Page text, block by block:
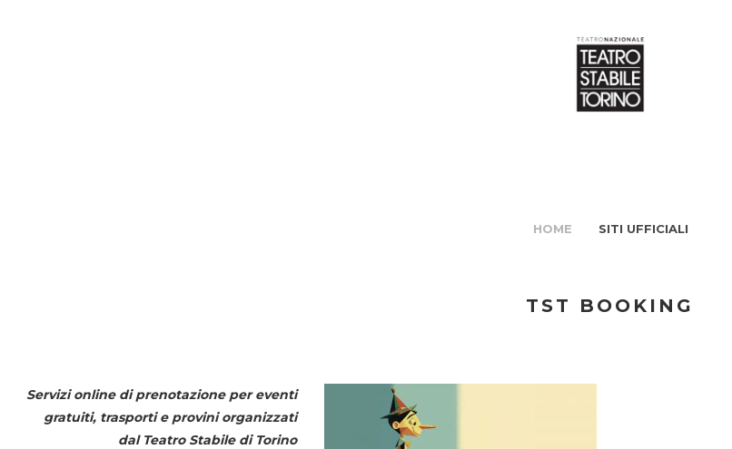
HOME SITI UFFICIALI
TST BOOKING
Servizi online di prenotazione per eventi
gratuiti, trasporti e provini organizzati
dal Teatro Stabile di Torino